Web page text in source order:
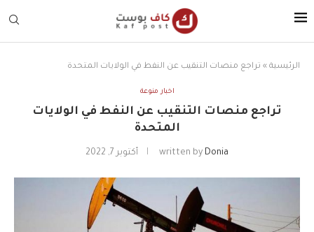
الرئيسية » تراجع منصات التنقيب عن النفط في الولايات المتحدة
اخبار منوعة
تراجع منصات التنقيب عن النفط في الولايات
المتحدة
written by Donia أكتوبر 7, 2022